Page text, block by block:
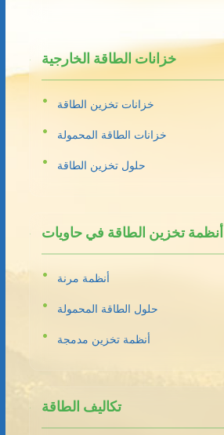
خزانات الطاقة الخارجية
خزانات تخزين الطاقة
خزانات الطاقة المحمولة
حلول تخزين الطاقة
أنظمة تخزين الطاقة في حاويات
أنظمة مرنة
حلول الطاقة المحمولة
أنظمة تخزين مدمجة
تكاليف الطاقة